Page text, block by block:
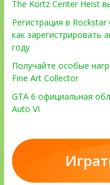
The Kortz Center Heist
Регистрация в
как зарегистрировать
году
Получайте особые
Fine Art Collector
GTA 6 официальная
Auto VI